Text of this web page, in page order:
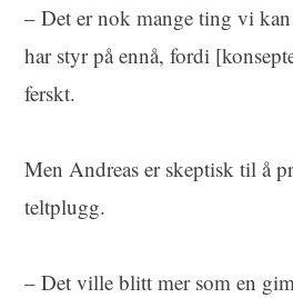
– Det er nok mange ting vi
har styr på ennå, fordi
ferskt.
Men Andreas er skeptisk til å
teltplugg.
– Det ville blitt mer som en